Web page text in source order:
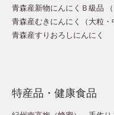
青森産新物にんにくＢ級品 （
青森産むきにんにく（大粒 ・
青森産すりおろしにんにく
特産品・健康食品